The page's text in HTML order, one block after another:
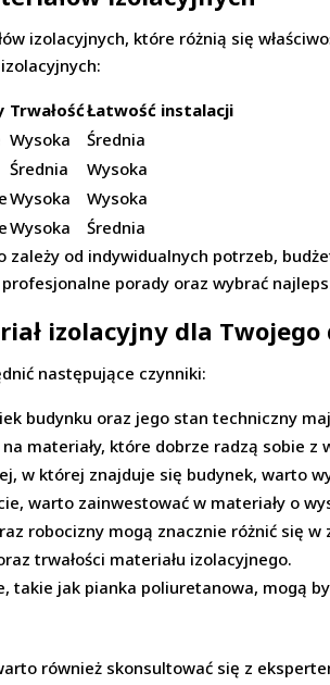
izolacyjnych, które różnią się
TrwałośćŁatwość instalacji
Wysoka
Średnia
Średnia
Wysoka
Wysoka
Wysoka
Wysoka
Średnia
zależy od indywidualnych potrzeb,
porady oraz wybrać
izolacyjny dla Twojego
następujące czynniki:
budynku oraz jego stan techniczny
materiały, które dobrze radzą sobie z
w której znajduje się budynek, warto
warto zainwestować w materiały o
robocizny mogą znacznie różnić się
trwałości materiału izolacyjnego.
takie jak pianka poliuretanowa, mogą
również skonsultować się z